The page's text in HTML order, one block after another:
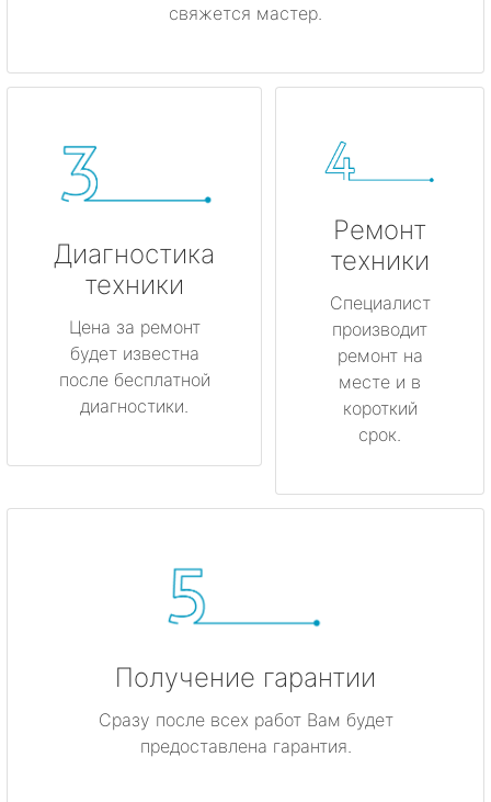
свяжется мастер.
Диагностика
техники
Цена за ремонт
будет известна
после бесплатной
диагностики.
Ремонт
техники
Специалист
производит
ремонт на
месте и в
короткий
срок.
Получение гарантии
Сразу после всех работ Вам будет
предоставлена гарантия.